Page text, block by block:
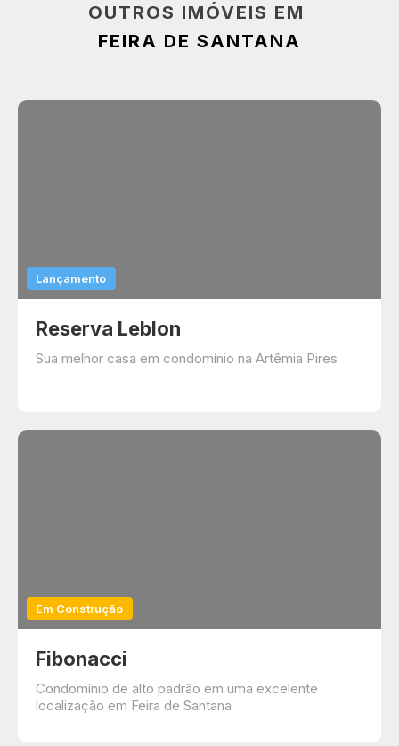
OUTROS IMÓVEIS EM
FEIRA DE SANTANA
Lançamento
Reserva Leblon
Sua melhor casa em condomínio na Artêmia Pires
Em Construção
Fibonacci
Condomínio de alto padrão em uma excelente
localização em Feira de Santana